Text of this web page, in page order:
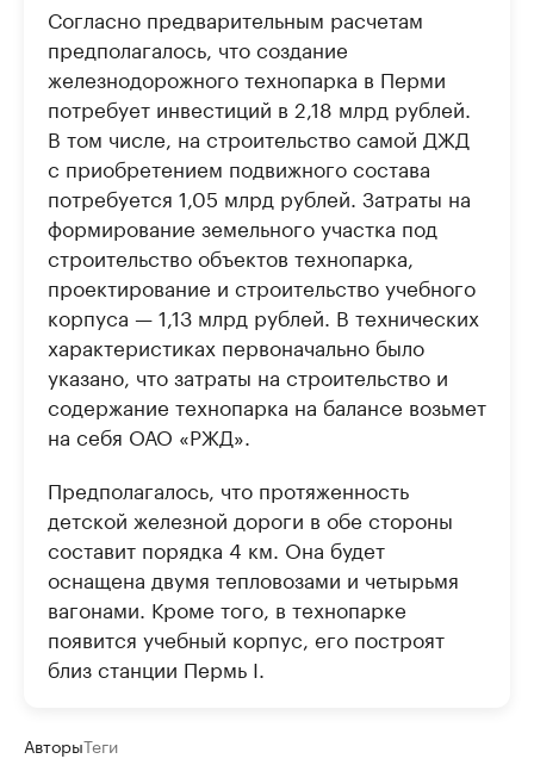
Согласно предварительным расчетам
предполагалось, что создание
железнодорожного технопарка в Перми
потребует инвестиций в 2,18 млрд рублей.
В том числе, на строительство самой ДЖД
с приобретением подвижного состава
потребуется 1,05 млрд рублей. Затраты на
формирование земельного участка под
строительство объектов технопарка,
проектирование и строительство учебного
корпуса — 1,13 млрд рублей. В технических
характеристиках первоначально было
указано, что затраты на строительство и
содержание технопарка на балансе возьмет
на себя ОАО «РЖД».
Предполагалось, что протяженность
детской железной дороги в обе стороны
составит порядка 4 км. Она будет
оснащена двумя тепловозами и четырьмя
вагонами. Кроме того, в технопарке
появится учебный корпус, его построят
близ станции Пермь I.
АвторыТеги